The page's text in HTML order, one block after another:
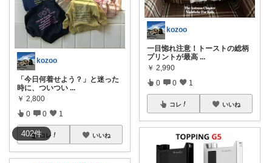
402件
kozoo
「今日何着せよう？」と迷った
時に、ついつい ...
￥ 2,800
0 0 1
コレ いいね
kozoo
一目惚れ注意！トーストの総柄
プリントが最高 ...
￥ 2,990
0 0 1
コレ いいね